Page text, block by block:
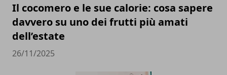
Il cocomero e le sue calorie: cosa sapere
davvero su uno dei frutti più amati
dell’estate
26/11/2025